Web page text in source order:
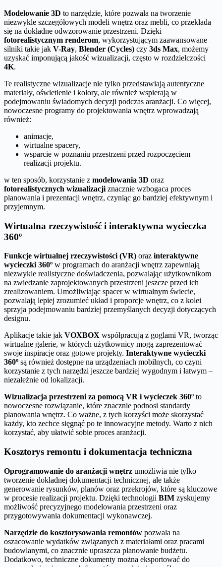
Modelowanie 3D to narzędzie, które pozwala na tworzenie
niezwykle szczegółowych modeli wnętrz oraz mebli, co przekłada
się na dokładne odwzorowanie przestrzeni. Dzięki
fotorealistycznym renderom, wykorzystującym zaawansowane
silniki takie jak V-Ray, Blender (Cycles) czy 3ds Max, możemy
uzyskać imponującą jakość wizualizacji, często w rozdzielczości
4K.
Te realistyczne wizualizacje nie tylko przedstawiają autentyczne
materiały, oświetlenie i kolory, ale również wspierają w
podejmowaniu świadomych decyzji podczas aranżacji. Co więcej,
nowoczesne programy do projektowania wnętrz wprowadzają
również:
animacje,
wirtualne spacery,
wsparcie w poznaniu przestrzeni przed rozpoczęciem
realizacji projektu.
w ten sposób, korzystanie z modelowania 3D oraz
fotorealistycznych wizualizacji znacznie wzbogaca proces
planowania i prezentacji wnętrz, czyniąc go bardziej efektywnym i
przyjemnym.
Wirtualna rzeczywistość i interaktywna wycieczka
360º
Funkcje wirtualnej rzeczywistości (VR) oraz interaktywne
wycieczki 360º w programach do aranżacji wnętrz zapewniają
niezwykle realistyczne doświadczenia, pozwalając użytkownikom
na zwiedzanie zaprojektowanych przestrzeni jeszcze przed ich
zrealizowaniem. Umożliwiając spacer w wirtualnym świecie,
pozwalają lepiej zrozumieć układ i proporcje wnętrz, co z kolei
sprzyja podejmowaniu bardziej przemyślanych decyzji dotyczących
designu.
Aplikacje takie jak VOXBOX współpracują z goglami VR, tworząc
wirtualne galerie, w których użytkownicy mogą zaprezentować
swoje inspiracje oraz gotowe projekty. Interaktywne wycieczki
360º są również dostępne na urządzeniach mobilnych, co czyni
korzystanie z tych narzędzi jeszcze bardziej wygodnym i łatwym –
niezależnie od lokalizacji.
Wizualizacja przestrzeni za pomocą VR i wycieczek 360º to
nowoczesne rozwiązanie, które znacznie podnosi standardy
planowania wnętrz. Co ważne, z tych korzyści może skorzystać
każdy, kto zechce sięgnąć po te innowacyjne metody. Warto z nich
korzystać, aby ułatwić sobie proces aranżacji.
Kosztorys remontu i dokumentacja techniczna
Oprogramowanie do aranżacji wnętrz umożliwia nie tylko
tworzenie dokładnej dokumentacji technicznej, ale także
generowanie rysunków, planów oraz przekrojów, które są kluczowe
w procesie realizacji projektu. Dzięki technologii BIM zyskujemy
możliwość precyzyjnego modelowania przestrzeni oraz
przygotowywania dokumentacji wykonawczej.
Narzędzie do kosztorysowania remontów pozwala na
oszacowanie wydatków związanych z materiałami oraz pracami
budowlanymi, co znacznie upraszcza planowanie budżetu.
Dodatkowo, techniczne dokumenty można eksportować do